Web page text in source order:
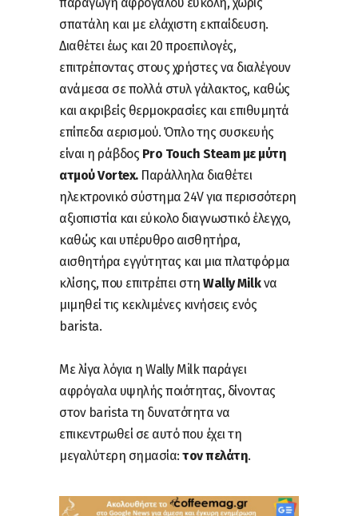
σπατάλη και με ελάχιστη εκπαίδευση.
Διαθέτει έως και 20 προεπιλογές,
επιτρέποντας στους χρήστες να διαλέγουν
ανάμεσα σε πολλά στυλ γάλακτος, καθώς
και ακριβείς θερμοκρασίες και επιθυμητά
επίπεδα αερισμού. Όπλο της συσκευής
είναι η ράβδος Pro Touch Steam με μύτη
ατμού Vortex. Παράλληλα διαθέτει
ηλεκτρονικό σύστημα 24V για περισσότερη
αξιοπιστία και εύκολο διαγνωστικό έλεγχο,
καθώς και υπέρυθρο αισθητήρα,
αισθητήρα εγγύτητας και μια πλατφόρμα
κλίσης, που επιτρέπει στη Wally Milkνα
μιμηθεί τις κεκλιμένες κινήσεις ενός
barista.
Με λίγα λόγια η Wally Milk παράγει
αφρόγαλα υψηλής ποιότητας, δίνοντας
στον barista τη δυνατότητα να
επικεντρωθεί σε αυτό που έχει τη
μεγαλύτερη σημασία: τον πελάτη.